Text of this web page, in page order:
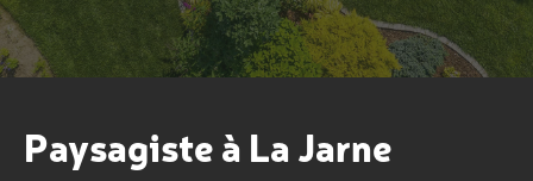
Paysagiste à La Jarne